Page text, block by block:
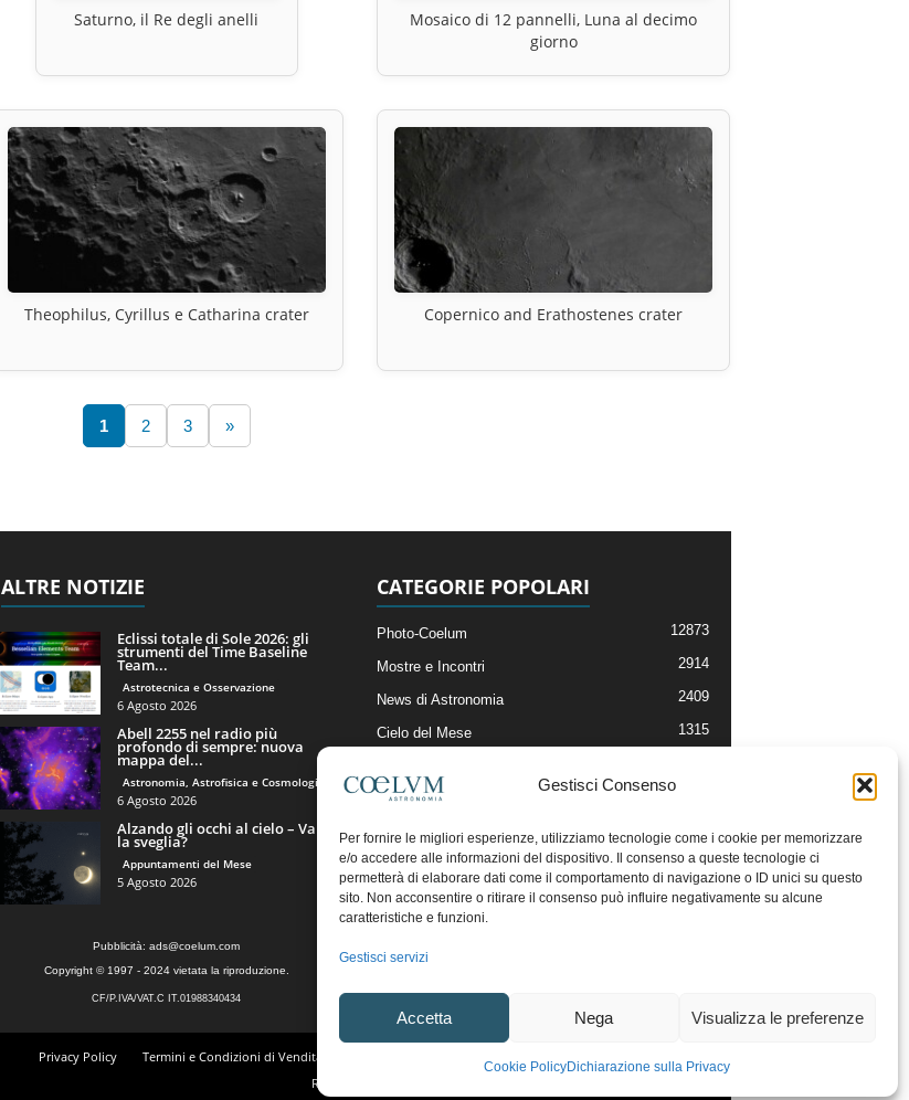
Gestisci Consenso
Per fornire le migliori esperienze, utilizziamo tecnologie come i cookie per memorizzare
e/o accedere alle informazioni del dispositivo. Il consenso a queste tecnologie ci
permetterà di elaborare dati come il comportamento di navigazione o ID unici su questo
sito. Non acconsentire o ritirare il consenso può influire negativamente su alcune
caratteristiche e funzioni.
Gestisci servizi
Accetta Nega Visualizza le preferenze
Cookie PolicyDichiarazione sulla Privacy
Saturno, il Re degli anelli
Mosaico di 12 pannelli, Luna al decimo
giorno
Theophilus, Cyrillus e Catharina crater Copernico and Erathostenes crater
1 2 3 »
ALTRE NOTIZIE
Eclissi totale di Sole 2026: gli
strumenti del Time Baseline
Team...
Astrotecnica e Osservazione
6 Agosto 2026
Abell 2255 nel radio più
profondo di sempre: nuova
mappa del...
Astronomia, Astrofisica e Cosmologia
6 Agosto 2026
Alzando gli occhi al cielo – Vale
la sveglia?
Appuntamenti del Mese
5 Agosto 2026
CATEGORIE POPOLARI
Photo-Coelum 12873
Mostre e Incontri 2914
News di Astronomia 2409
Cielo del Mese 1315
Articoli e Risorse On-Line
Il Blog della Redazione
Pubblicità: ads@coelum.com
Copyright © 1997 - 2024 vietata la riproduzione.
CF/P.IVA/VAT.C IT.01988340434
Privacy Policy Termini e Condizioni di Vendita
Regolamento Community e Aree di Discussione